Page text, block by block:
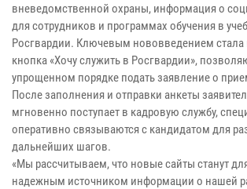
вневедомственной охраны, информация о
для сотрудников и программах обучения в
Росгвардии. Ключевым нововведением стала
кнопка «Хочу служить в Росгвардии»,
упрощенном порядке подать заявление о
После заполнения и отправки анкеты
мгновенно поступает в кадровую службу,
оперативно связываются с кандидатом для
дальнейших шагов.
«Мы рассчитываем, что новые сайты станут
надежным источником информации о нашей